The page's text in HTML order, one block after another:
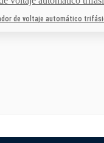
de voltaje automático